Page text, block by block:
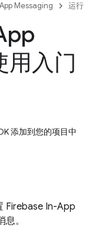
Messaging 运行
用入门
添加到您的项目中
Firebase In-App
。